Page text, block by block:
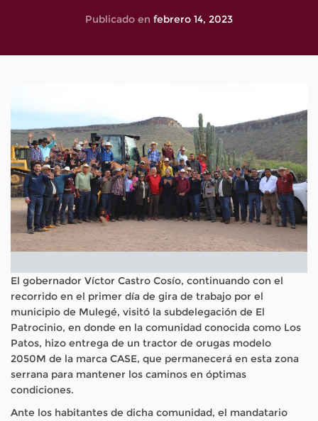
Publicado en febrero 14, 2023
El gobernador Víctor Castro Cosío, continuando con el
recorrido en el primer día de gira de trabajo por el
municipio de Mulegé, visitó la subdelegación de El
Patrocinio, en donde en la comunidad conocida como Los
Patos, hizo entrega de un tractor de orugas modelo
2050M de la marca CASE, que permanecerá en esta zona
serrana para mantener los caminos en óptimas
condiciones.
Ante los habitantes de dicha comunidad, el mandatario